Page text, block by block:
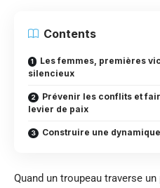
Contents
Les femmes, premières
silencieux
Prévenir les conflits et
levier de paix
Construire une
Quand un troupeau traverse